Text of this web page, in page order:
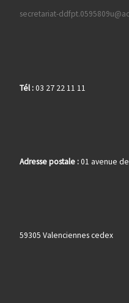
secretariat-
Tél :03 27 22 11 11
Adresse postale :01 avenue
59305 Valenciennes cedex